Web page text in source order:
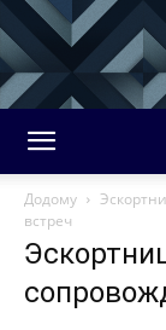
Додому
встреч